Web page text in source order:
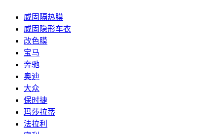
威固隔热膜
威固隐形车衣
改色膜
宝马
奔驰
奥迪
大众
保时捷
玛莎拉蒂
法拉利